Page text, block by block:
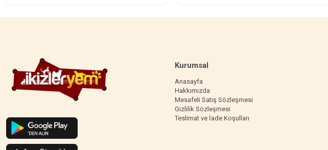
Kurumsal
Anasayfa
Hakkımızda
Mesafeli Satış Sözleşmesi
Gizlilik Sözleşmesi
Teslimat ve İade Koşulları